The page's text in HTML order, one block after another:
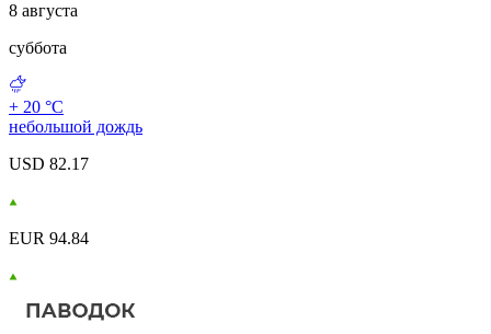
8 августа
суббота
+ 20 °С
небольшой дождь
USD 82.17
EUR 94.84